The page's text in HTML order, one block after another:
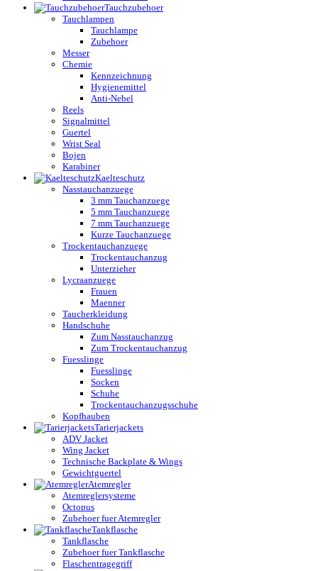
Tauchzubehoer
Tauchlampen
Tauchlampe
Zubehoer
Messer
Chemie
Kennzeichnung
Hygienemittel
Anti-Nebel
Reels
Signalmittel
Guertel
Wrist Seal
Bojen
Karabiner
Kaelteschutz
Nasstauchanzuege
3 mm Tauchanzuege
5 mm Tauchanzuege
7 mm Tauchanzuege
Kurze Tauchanzuege
Trockentauchanzuege
Trockentauchanzug
Unterzieher
Lycraanzuege
Frauen
Maenner
Taucherkleidung
Handschuhe
Zum Nasstauchanzug
Zum Trockentauchanzug
Fuesslinge
Fuesslinge
Socken
Schuhe
Trockentauchanzugsschuhe
Kopfhauben
Tarierjackets
ADV Jacket
Wing Jacket
Technische Backplate & Wings
Gewichtguertel
Atemregler
Atemreglersysteme
Octopus
Zubehoer fuer Atemregler
Tankflasche
Tankflasche
Zubehoer fuer Tankflasche
Flaschentragegriff